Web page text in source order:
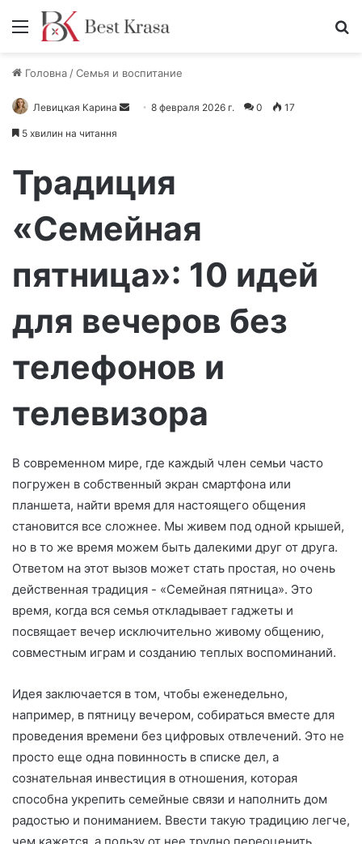
Меню
Головна /Семья и воспитание
Левицкая Карина
в
и
т
п
с
м
о
8 февраля 2026 г. 0 17
5 хвилин на читання
Традиция
«Семейная
пятница»: 10 идей
для вечеров без
телефонов и
телевизора
В современном мире, где каждый член семьи часто
погружен в собственный экран смартфона или
планшета, найти время для настоящего общения
становится все сложнее. Мы живем под одной крышей,
но в то же время можем быть далекими друг от друга.
Ответом на этот вызов может стать простая, но очень
действенная традиция - «Семейная пятница». Это
время, когда вся семья откладывает гаджеты и
посвящает вечер исключительно живому общению,
совместным играм и созданию теплых воспоминаний.
Идея заключается в том, чтобы еженедельно,
например, в пятницу вечером, собираться вместе для
проведения времени без цифровых отвлечений. Это не
просто еще одна повинность в списке дел, а
сознательная инвестиция в отношения, которая
способна укрепить семейные связи и наполнить дом
радостью и пониманием. Ввести такую традицию легче,